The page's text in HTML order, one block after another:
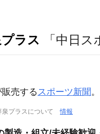
ラス 「中日ス
売するスポーツ新聞
泉プラスについて情報